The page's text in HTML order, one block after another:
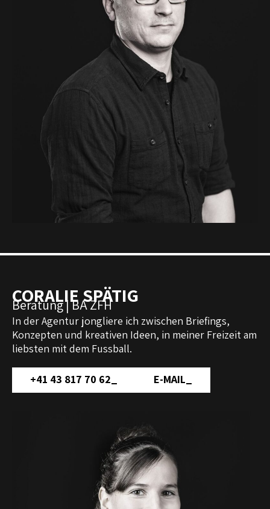
CORALIE SPÄTIG
Beratung | BA ZFH
In der Agentur jongliere ich zwischen Briefings,
Konzepten und kreativen Ideen, in meiner Freizeit am
liebsten mit dem Fussball.
+41 43 817 70 62 E-MAIL